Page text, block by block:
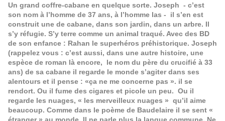
Un grand coffre-cabane en quelque sorte. Joseph - c’est
son nom à l’homme de 37 ans, à l’homme las - il s’en est
construit une de cabane, dans son jardin, dans un arbre. Il
s’y réfugie. S’y terre comme un animal traqué. Avec des BD
de son enfance : Rahan le superhéros préhistorique. Joseph
(rappelez vous : c’est aussi, dans une autre histoire, une
espèce de roman là encore, le nom du père du crucifié à 33
ans) de sa cabane il regarde le monde s’agiter dans ses
alentours et il pense : «ça ne me concerne pas ». il se
rendort. Ou il fume des cigares et picole un peu. Ou il
regarde les nuages, « les merveilleux nuages » qu’il aime
beaucoup. Comme dans le poème de Baudelaire il se sent «